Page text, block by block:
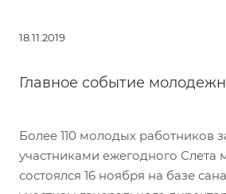
18.11.2019
Главное событие
Более 110 молодых работников
участниками ежегодного
состоялся 16 ноября на базе